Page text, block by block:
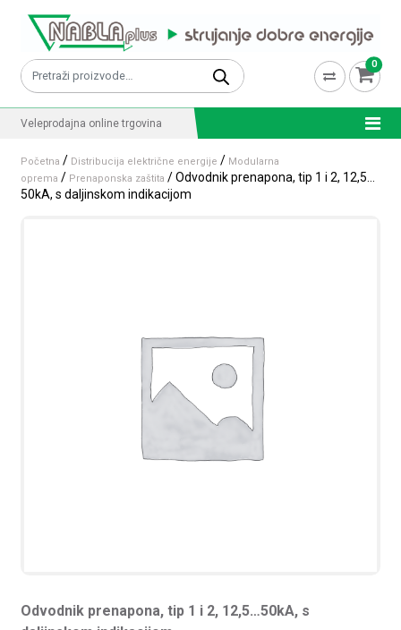
Pretraži: 0
Veleprodajna online trgovina
Početna / Distribucija električne energije / Modularna
oprema / Prenaponska zaštita / Odvodnik prenapona, tip 1 i 2, 12,5…
50kA, s daljinskom indikacijom
Odvodnik prenapona, tip 1 i 2, 12,5…50kA, s